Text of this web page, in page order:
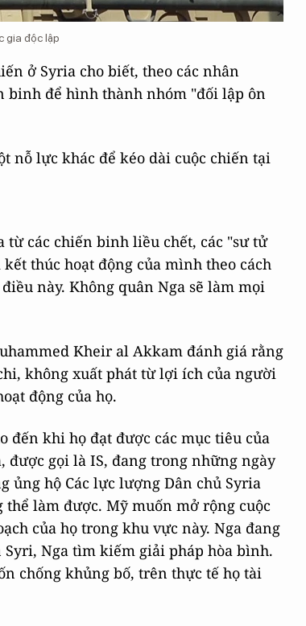
gia độc lập
ở Syria cho biết, theo các nhân
binh để hình thành nhóm "đối lập ôn
nỗ lực khác để kéo dài cuộc chiến tại
từ các chiến binh liều chết, các "sư tử
thúc hoạt động của mình theo cách
này. Không quân Nga sẽ làm mọi
Kheir al Akkam đánh giá rằng
không xuất phát từ lợi ích của người
động của họ.
đến khi họ đạt được các mục tiêu của
được gọi là IS, đang trong những ngày
ủng hộ Các lực lượng Dân chủ Syria
thể làm được. Mỹ muốn mở rộng cuộc
của họ trong khu vực này. Nga đang
Nga tìm kiếm giải pháp hòa bình.
chống khủng bố, trên thực tế họ tài